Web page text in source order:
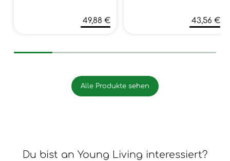
49,88 € 43,56 €
Alle Produkte sehen
Du bist an Young Living interessiert?